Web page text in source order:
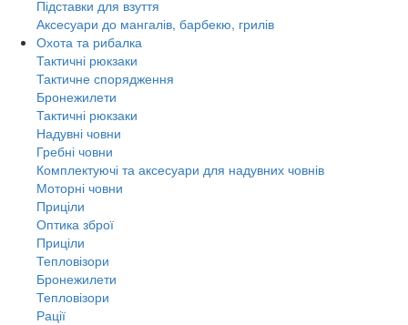
Підставки для взуття
Аксесуари до мангалів, барбекю, грилів
Охота та рибалка
Тактичні рюкзаки
Тактичне спорядження
Бронежилети
Тактичні рюкзаки
Надувні човни
Гребні човни
Комплектуючі та аксесуари для надувних човнів
Моторні човни
Приціли
Оптика зброї
Приціли
Тепловізори
Бронежилети
Тепловізори
Рації